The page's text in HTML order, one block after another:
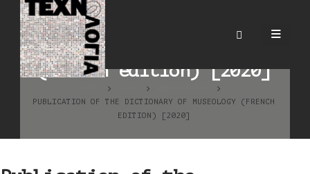
Publication of the
Dictionary of Museology
(French edition) [2020]
PUBLICATION OF THE DICTIONARY OF MUSEOLOGY (FRENCH
EDITION) [2020]